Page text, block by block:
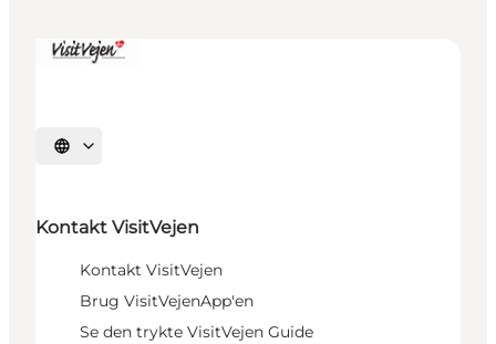
Vælg sprog
Kontakt VisitVejen
Kontakt VisitVejen
Brug VisitVejenApp'en
Se den trykte VisitVejen Guide